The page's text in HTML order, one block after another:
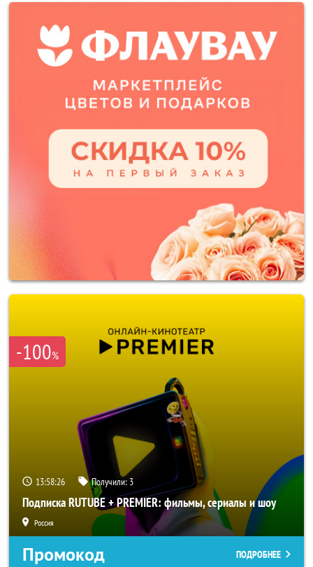
-100%
13:58:24 Получили: 3
Подписка RUTUBE + PREMIER: фильмы, сериалы и шоу
Россия
Промокод ПОДРОБНЕЕ